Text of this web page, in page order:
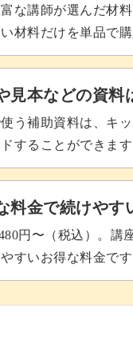
ラーでアレンジも
な講師が選んだ材
材料だけを単品で
見本などの資料
う補助資料は、キ
することができます
料金で続けやす
円〜（税込）。講
すいお得な料金です